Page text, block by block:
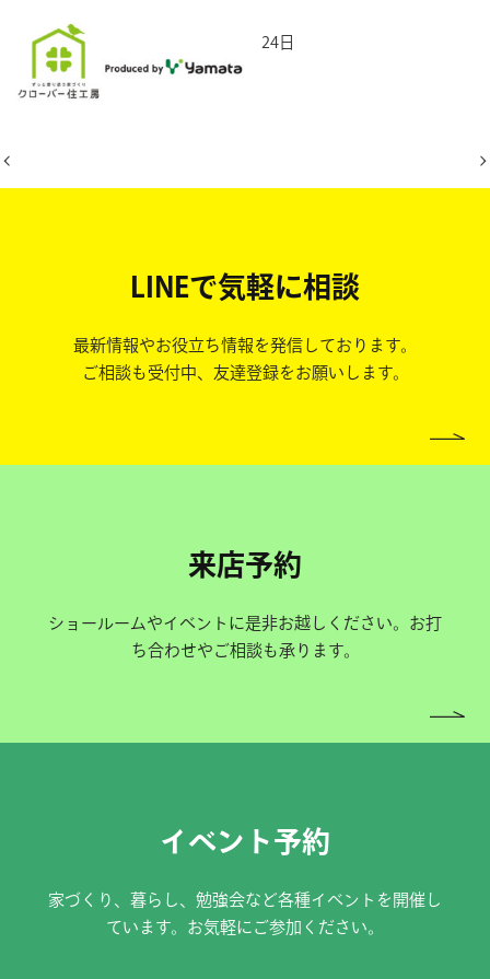
2026年2月24日
LINEで気軽に相談
最新情報やお役立ち情報を発信しております。
ご相談も受付中、友達登録をお願いします。
来店予約
ショールームやイベントに是非お越しください。お打
ち合わせやご相談も承ります。
イベント予約
家づくり、暮らし、勉強会など各種イベントを開催し
ています。お気軽にご参加ください。